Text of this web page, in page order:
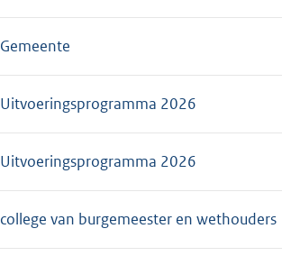
Gemeente
Uitvoeringsprogramma 2026
Uitvoeringsprogramma 2026
college van burgemeester en wethouders